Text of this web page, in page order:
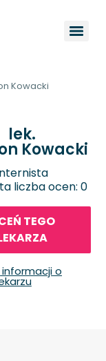
Kowacki
lek.
Kowacki
liczba ocen: 0
TEGO
o